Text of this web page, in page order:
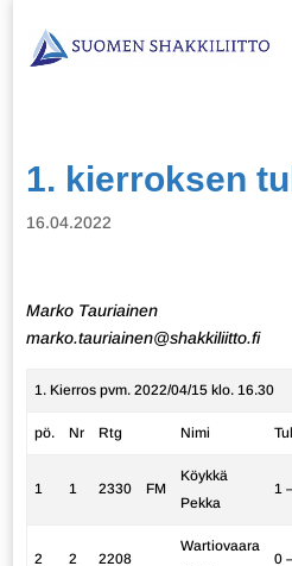
1. kierroksen
16.04.2022
Marko Tauriainen
marko.tauriainen@shakkiliitto.fi
1. Kierros pvm. 2022/04/15 klo. 16.30
pö. Nr Rtg Nimi
1 1 2330 FM
Köykkä
Pekka
1
2 2 2208
Wartiovaara
0